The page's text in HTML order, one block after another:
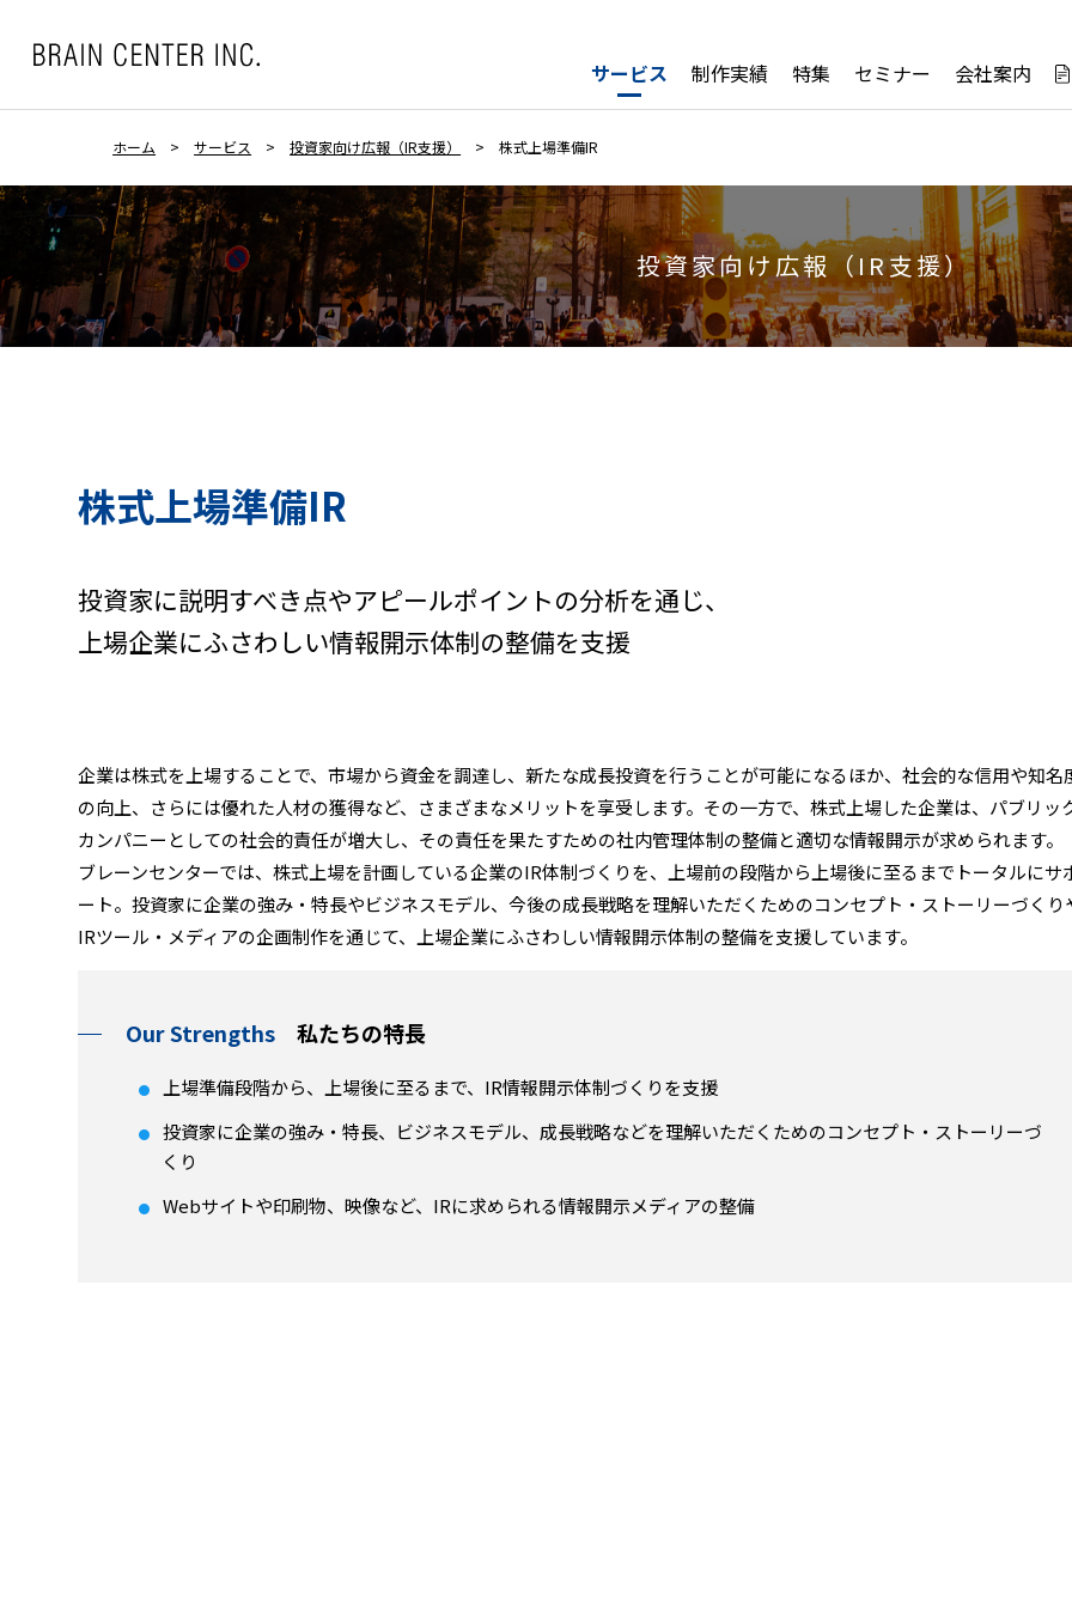
サービス 制作実績 特集 セミナー 会社案内
ホーム >サービス >投資家向け広報（IR支援） >株式上場準備IR
投資家向け広報（IR支援）
株式上場準備IR
投資家に説明すべき点やアピールポイントの分析を通じ、
上場企業にふさわしい情報開示体制の整備を支援
企業は株式を上場することで、市場から資金を調達し、新たな成長投資を行うことが可能になるほか、社会的な信用や知名
の向上、さらには優れた人材の獲得など、さまざまなメリットを享受します。その一方で、株式上場した企業は、パブリッ
カンパニーとしての社会的責任が増大し、その責任を果たすための社内管理体制の整備と適切な情報開示が求められます。
ブレーンセンターでは、株式上場を計画している企業のIR体制づくりを、上場前の段階から上場後に至るまでトータルにサ
ート。投資家に企業の強み・特長やビジネスモデル、今後の成長戦略を理解いただくためのコンセプト・ストーリーづくり
IRツール・メディアの企画制作を通じて、上場企業にふさわしい情報開示体制の整備を支援しています。
Our Strengths 私たちの特長
上場準備段階から、上場後に至るまで、IR情報開示体制づくりを支援
投資家に企業の強み・特長、ビジネスモデル、成長戦略などを理解いただくためのコンセプト・ストーリーづ
くり
Webサイトや印刷物、映像など、IRに求められる情報開示メディアの整備